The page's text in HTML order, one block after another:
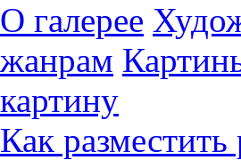
О галерее
жанрам
картину
Как разместить